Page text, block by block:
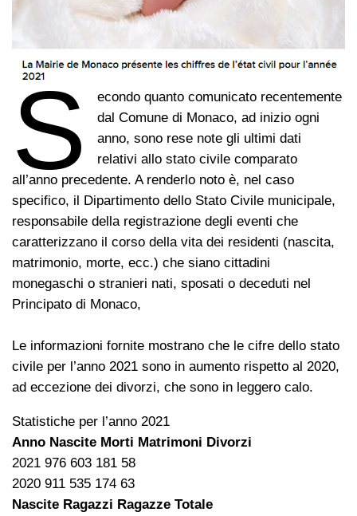
S
econdo quanto comunicato recentemente
dal Comune di Monaco, ad inizio ogni
anno, sono rese note gli ultimi dati
relativi allo stato civile comparato
all’anno precedente. A renderlo noto è, nel caso
specifico, il Dipartimento dello Stato Civile municipale,
responsabile della registrazione degli eventi che
caratterizzano il corso della vita dei residenti (nascita,
matrimonio, morte, ecc.) che siano cittadini
monegaschi o stranieri nati, sposati o deceduti nel
Principato di Monaco,
Le informazioni fornite mostrano che le cifre dello stato
civile per l’anno 2021 sono in aumento rispetto al 2020,
ad eccezione dei divorzi, che sono in leggero calo.
Statistiche per l’anno 2021
Anno Nascite Morti Matrimoni Divorzi
2021 976 603 181 58
2020 911 535 174 63
Nascite Ragazzi Ragazze Totale